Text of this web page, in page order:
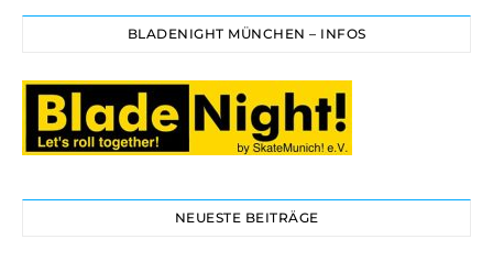
BLADENIGHT MÜNCHEN – INFOS
NEUESTE BEITRÄGE